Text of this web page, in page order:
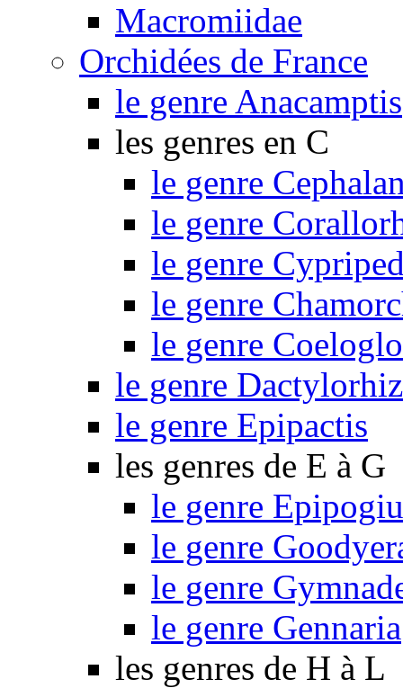
Macromiidae
Orchidées de France
le genre Anacamptis
les genres en C
le genre
le genre
le genre
le genre
le genre
le genre
le genre Epipactis
les genres de E à G
le genre
le genre
le genre
le genre Gennaria
les genres de H à L